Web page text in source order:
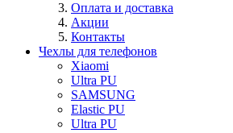
Оплата и доставка
Акции
Контакты
Чехлы для телефонов
Xiaomi
Ultra PU
SAMSUNG
Elastic PU
Ultra PU